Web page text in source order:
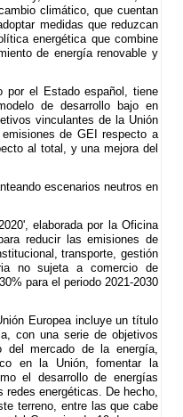
climático, que cuentan
medidas que reduzcan
energética que combine
de energía renovable y
por el Estado español, tiene
de desarrollo bajo en
vinculantes de la Unión
de GEI respecto a
al total, y una mejora del
escenarios neutros en
elaborada por la Oficina
reducir las emisiones de
transporte, gestión
no sujeta a comercio de
para el periodo 2021-2030
Europea incluye un título
con una serie de objetivos
del mercado de la energía,
en la Unión, fomentar la
el desarrollo de energías
energéticas. De hecho,
terreno, entre las que cabe